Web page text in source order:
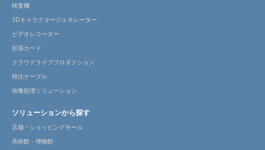
検査機
3Dキャラクタージェネレーター
ビデオレコーダー
拡張カード
クラウドライブプロダクション
特注ケーブル
画像処理ソリューション
ソリューションから探す
店舗・ショッピングモール
美術館・博物館